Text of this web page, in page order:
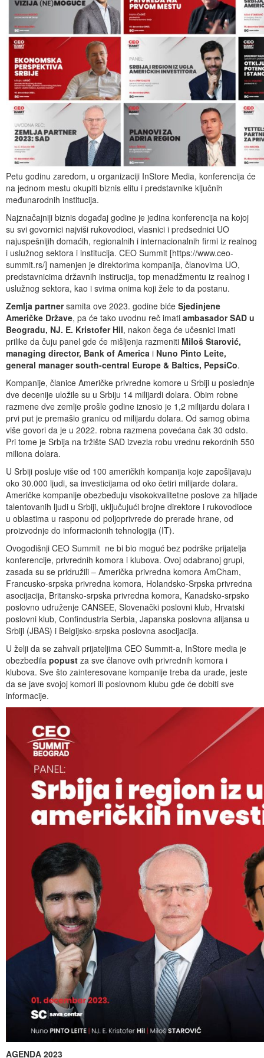
Petu godinu zaredom, u organizaciji InStore Media, konferencija će
na jednom mestu okupiti biznis elitu i predstavnike ključnih
međunarodnih institucija.
Najznačajniji biznis događaj godine je jedina konferencija na kojoj
su svi govornici najviši rukovodioci, vlasnici i predsednici UO
najuspešnijih domaćih, regionalnih i internacionalnih firmi iz realnog
i uslužnog sektora i institucija. CEO Summit [https://www.ceo-
summit.rs/] namenjen je direktorima kompanija, članovima UO,
predstavnicima državnih instirucija, top menadžmentu iz realnog i
uslužnog sektora, kao i svima onima koji žele to da postanu.
Zemlja partnersamita ove 2023. godine biće Sjedinjene
Američke Države, pa će tako uvodnu reč imati ambasador SAD u
Beogradu, NJ. E. Kristofer Hil, nakon čega će učesnici imati
prilike da čuju panel gde će mišljenja razmeniti Miloš Starović,
managing director, Bank of America i Nuno Pinto Leite,
general manager south-central Europe & Baltics, PepsiCo.
Kompanije, članice Američke privredne komore u Srbiji u poslednje
dve decenije uložile su u Srbiju 14 milijardi dolara. Obim robne
razmene dve zemlje prošle godine iznosio je 1,2 milijardu dolara i
prvi put je premašio granicu od milijardu dolara. Od samog obima
više govori da je u 2022. robna razmena povećana čak 30 odsto.
Pri tome je Srbija na tržište SAD izvezla robu vrednu rekordnih 550
miliona dolara.
U Srbiji posluje više od 100 američkih kompanija koje zapošljavaju
oko 30.000 ljudi, sa investicijama od oko četiri milijarde dolara.
Američke kompanije obezbeđuju visokokvalitetne poslove za hiljade
talentovanih ljudi u Srbiji, uključujući brojne direktore i rukovodioce
u oblastima u rasponu od poljoprivrede do prerade hrane, od
proizvodnje do informacionih tehnologija (IT).
Ovogodišnji CEO Summit ne bi bio moguć bez podrške prijatelja
konferencije, privrednih komora i klubova. Ovoj odabranoj grupi,
zasada su se pridružili – Američka privredna komora AmCham,
Francusko-srpska privredna komora, Holandsko-Srpska privredna
asocijacija, Britansko-srpska privredna komora, Kanadsko-srpsko
poslovno udruženje CANSEE, Slovenački poslovni klub, Hrvatski
poslovni klub, Confindustria Serbia, Japanska poslovna alijansa u
Srbiji (JBAS) i Belgijsko-srpska poslovna asocijacija.
U želji da se zahvali prijateljima CEO Summit-a, InStore media je
obezbedila popust za sve članove ovih privrednih komora i
klubova. Sve što zainteresovane kompanije treba da urade, jeste
da se jave svojoj komori ili poslovnom klubu gde će dobiti sve
informacije.
AGENDA 2023